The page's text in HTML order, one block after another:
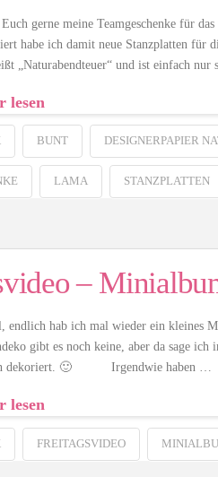
gerne meine Teamgeschenke für
habe ich damit neue Stanzplatten für
„Naturabendteuer“ und ist einfach
lesen
BUNT DESIGNERPAPIER
LAMA STANZPLATTEN
–
hab ich mal wieder ein kleines
gibt es noch keine, aber da sage
dekoriert. 🙂 Irgendwie haben …
lesen
FREITAGSVIDEO